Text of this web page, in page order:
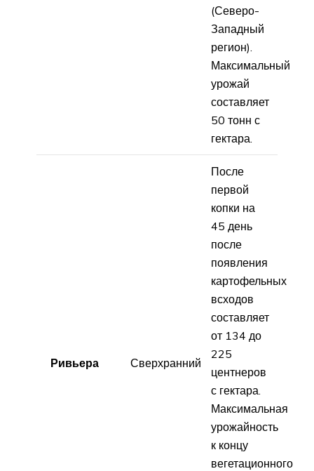
(Северо-
Западный
регион).
Максимальный
урожай
составляет
50 тонн с
гектара.
Ривьера Сверхранний
После
первой
копки на
45 день
после
появления
картофельных
всходов
составляет
от 134 до
225
центнеров
с гектара.
Максимальная
урожайность
к концу
вегетационного